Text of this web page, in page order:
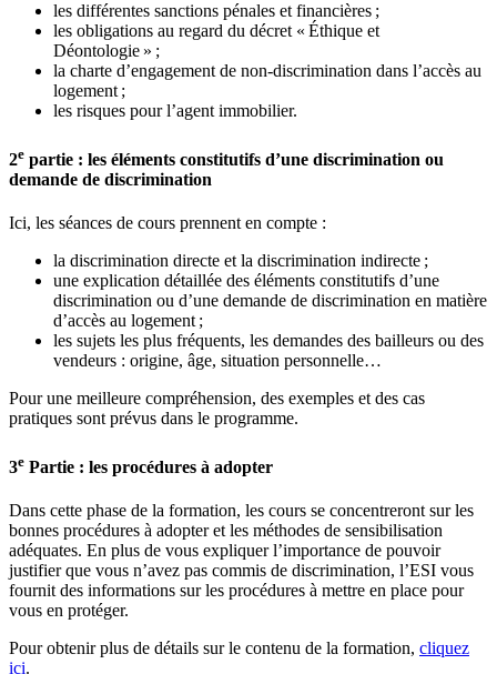
les différentes sanctions pénales et financières ;
les obligations au regard du décret « Éthique et
Déontologie » ;
la charte d’engagement de non-discrimination dans l’accès au
logement ;
les risques pour l’agent immobilier.
2e partie : les éléments constitutifs d’une discrimination ou
demande de discrimination
Ici, les séances de cours prennent en compte :
la discrimination directe et la discrimination indirecte ;
une explication détaillée des éléments constitutifs d’une
discrimination ou d’une demande de discrimination en matière
d’accès au logement ;
les sujets les plus fréquents, les demandes des bailleurs ou des
vendeurs : origine, âge, situation personnelle…
Pour une meilleure compréhension, des exemples et des cas
pratiques sont prévus dans le programme.
3e Partie : les procédures à adopter
Dans cette phase de la formation, les cours se concentreront sur les
bonnes procédures à adopter et les méthodes de sensibilisation
adéquates. En plus de vous expliquer l’importance de pouvoir
justifier que vous n’avez pas commis de discrimination, l’ESI vous
fournit des informations sur les procédures à mettre en place pour
vous en protéger.
Pour obtenir plus de détails sur le contenu de la formation, cliquez
ici.